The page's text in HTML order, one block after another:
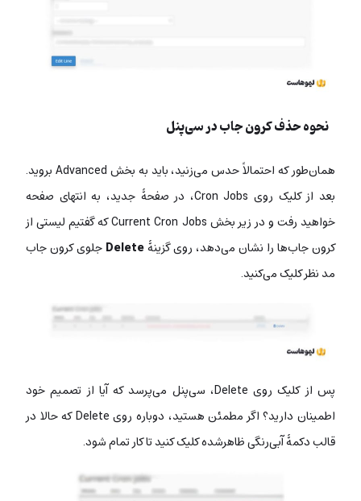
نحوه حذف کرون جاب در سی‌پنل
همان‌طور که احتمالاً حدس می‌زنید، باید به بخش Advanced بروید.
بعد از کلیک روی Cron Jobs، در صفحۀ جدید، به انتهای صفحه
خواهید رفت و در زیر بخش Current Cron Jobs که گفتیم لیستی از
کرون جاب‌ها را نشان می‌دهد، روی گزینۀDeleteجلوی کرون جاب
مد نظر کلیک می‌کنید.
پس از کلیک روی Delete، سی‌پنل می‌پرسد که آیا از تصمیم خود
اطمینان دارید؟ اگر مطمئن هستید، دوباره روی Delete که حالا در
قالب دکمۀ آبی‌رنگی ظاهرشده کلیک کنید تا کار تمام شود.